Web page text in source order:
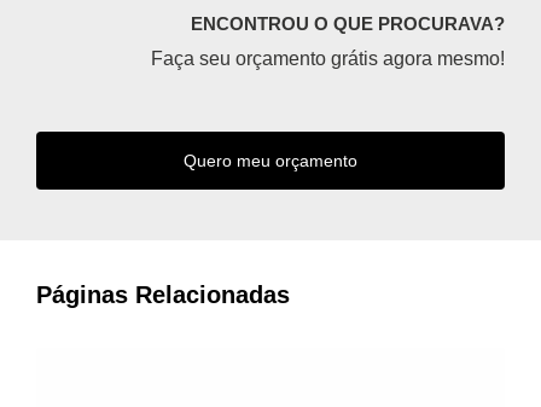
ENCONTROU O QUE PROCURAVA?
Faça seu orçamento grátis agora mesmo!
Quero meu orçamento
Páginas Relacionadas